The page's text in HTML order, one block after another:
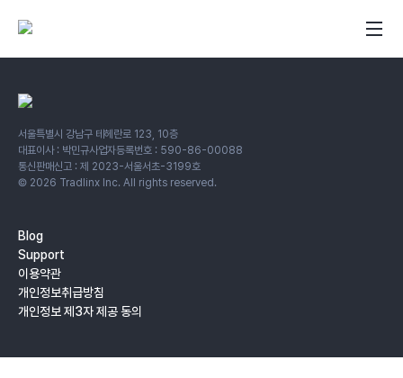
서울특별시 강남구 테헤란로 123, 10층
대표이사 : 박민규사업자등록번호 : 590-86-00088
통신판매신고 : 제 2023-서울서초-3199호
© 2026 Tradlinx Inc. All rights reserved.
Blog
Support
이용약관
개인정보취급방침
개인정보 제3자 제공 동의